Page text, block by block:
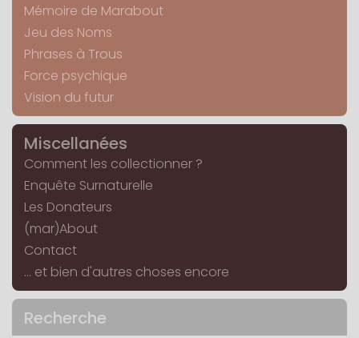
Mémoire de Marabout
Jeu des Noms
Phrases à Trous
Force psychique
Vision du futur
Miscellanées
Comment les collectionner ?
Enquête Surnaturelle
Les Donateurs
(mar)About
Contact
... et bien d'autres choses encore
Recherche